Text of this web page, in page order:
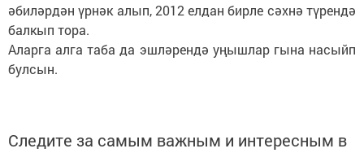
әбиләрдән үрнәк алып, 2012 елдан бирле сәхнә түрендә
балкып тора.
Аларга алга таба да эшләрендә уңышлар гына насыйп
булсын.
Следите за самым важным и интересным в